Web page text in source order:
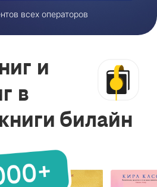
всех операторов
и
в
билайн